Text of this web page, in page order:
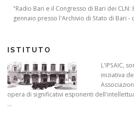
"Radio Bari e il Congresso di Bari dei
gennaio presso l'Archivio di Stato di Bari -
ISTITUTO
L'IPSAIC,
iniziativa
opera di significativi esponenti
...